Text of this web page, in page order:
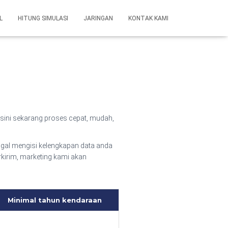
HITUNG SIMULASI JARINGAN KONTAK KAMI
sekarang proses cepat, mudah,
mengisi kelengkapan data anda
marketing kami akan
Minimal tahun kendaraan